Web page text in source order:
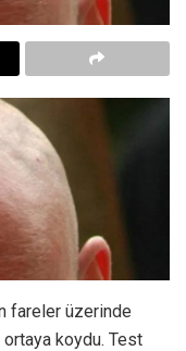
fareler üzerinde
ortaya koydu. Test